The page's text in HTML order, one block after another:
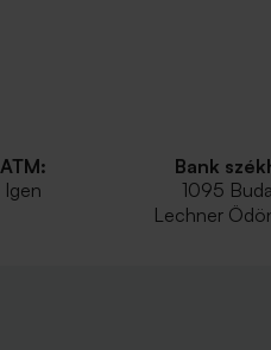
ATM:
Igen
Bank
1095
Lechner